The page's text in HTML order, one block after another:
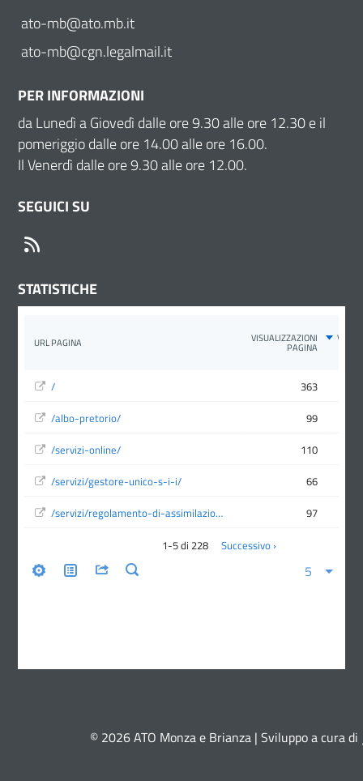
ato-mb@ato.mb.it
ato-mb@cgn.legalmail.it
PER INFORMAZIONI
da Lunedì a Giovedì dalle ore 9.30 alle ore 12.30 e il
pomeriggio dalle ore 14.00 alle ore 16.00.
Il Venerdì dalle ore 9.30 alle ore 12.00.
SEGUICI SU
STATISTICHE
© 2026 ATO Monza e Brianza | Sviluppo a cura di